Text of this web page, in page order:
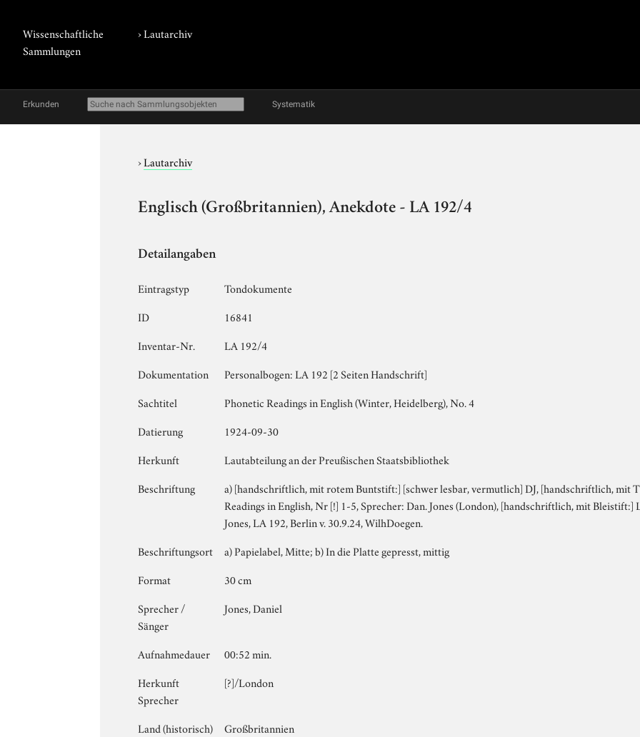
Wissenschaftliche
Sammlungen
›Lautarchiv
Erkunden Systematik
›Lautarchiv
Englisch (Großbritannien), Anekdote - LA 192/4
Detailangaben
Eintragstyp
Tondokumente
ID
16841
Inventar-Nr.
LA 192/4
Dokumentation
Personalbogen: LA 192 [2 Seiten Handschrift]
Sachtitel
Phonetic Readings in English (Winter, Heidelberg), No. 4
Datierung
1924-09-30
Herkunft
Lautabteilung an der Preußischen Staatsbibliothek
Beschriftung
a) [handschriftlich, mit rotem Buntstift:] [schwer lesbar, vermutlich] DJ, [handschriftlich, mit
Readings in English, Nr [!] 1-5, Sprecher: Dan. Jones (London), [handschriftlich, mit
Jones, LA 192, Berlin v. 30.9.24, WilhDoegen.
Beschriftungsort
a) Papielabel, Mitte; b) In die Platte gepresst, mittig
Format
30 cm
Sprecher /
Sänger
Jones, Daniel
Aufnahmedauer
00:52 min.
Herkunft
Sprecher
[?]/London
Land (historisch) Großbritannien